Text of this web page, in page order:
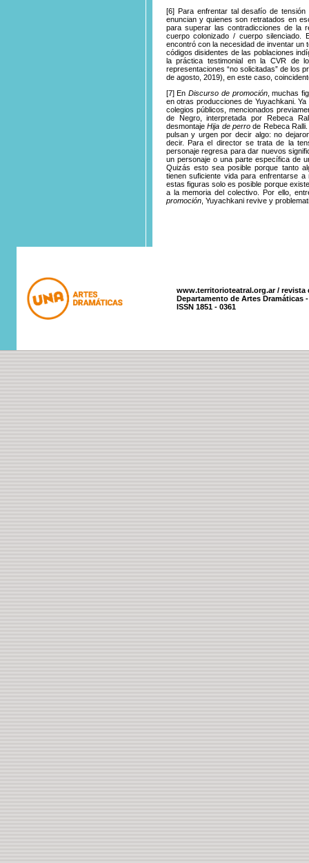
[6] Para enfrentartal desafío de tensión
enuncian y quienes son retratados en
para superar las contradicciones de la
cuerpo colonizado / cuerpo
encontró con la necesidad de inventar un
códigos disidentes de las poblaciones
la práctica testimonial en la CVR de
representaciones “no solicitadas” de los
de agosto, 2019), en este caso,
[7]EnDiscurso de promoción, muchas
en otras producciones de Yuyachkani.
colegios públicos, mencionados
de Negro, interpretada por Rebeca
desmontajeHija de perrode Rebeca
pulsan y urgen por decir algo: no
decir. Para el director se trata de la
personaje regresa para dar nuevos
un personaje o una parte específica de
Quizás esto sea posible porque tanto
tienen suficiente vida para enfrentarse
estas figuras solo es posible porque
a la memoria del colectivo. Por ello,
promoción, Yuyachkani revive y
www.territorioteatral.org.ar /
Departamento de Artes Dramáticas
ISSN 1851 - 0361